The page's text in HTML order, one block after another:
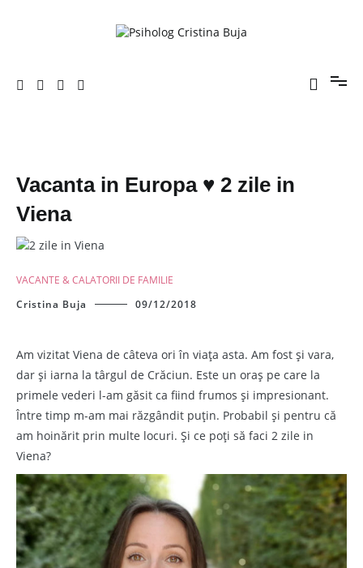
Vacanta in Europa ♥ 2 zile in
Viena
VACANTE & CALATORII DE FAMILIE
Cristina Buja
09/12/2018
Am vizitat Viena de câteva ori în viața asta. Am fost și vara,
dar și iarna la târgul de Crăciun. Este un oraș pe care la
primele vederi l-am găsit ca fiind frumos și impresionant.
Între timp m-am mai răzgândit puțin. Probabil și pentru că
am hoinărit prin multe locuri. Și ce poți să faci 2 zile in
Viena?